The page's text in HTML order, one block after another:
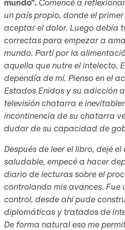
mundo”. Comencé a
un país propio, donde el
aceptar el dolor. Luego debía
correctas para empezar a
mundo. Partí por la
aquella que nutre el intelecto.
dependía de mí. Pienso en el
Estados Enidos y su adicción
televisión chatarra e
incontinencia de su chatarra
dudar de su capacidad de
Después de leer el libro, dejé
saludable, empecé a hacer
diario de lecturas sobre el
controlando mis avances. Fue
control, desde ahí pude
diplomáticas y tratados de
De forma natural eso me